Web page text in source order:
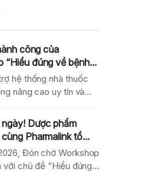
công của
“Hiểu đúng về bệnh...
hệ thống nhà thuốc
nâng cao uy tín và
ngày! Dược phẩm
Pharmalink tổ...
Đón chờ Workshop
chủ đề “Hiểu đúng